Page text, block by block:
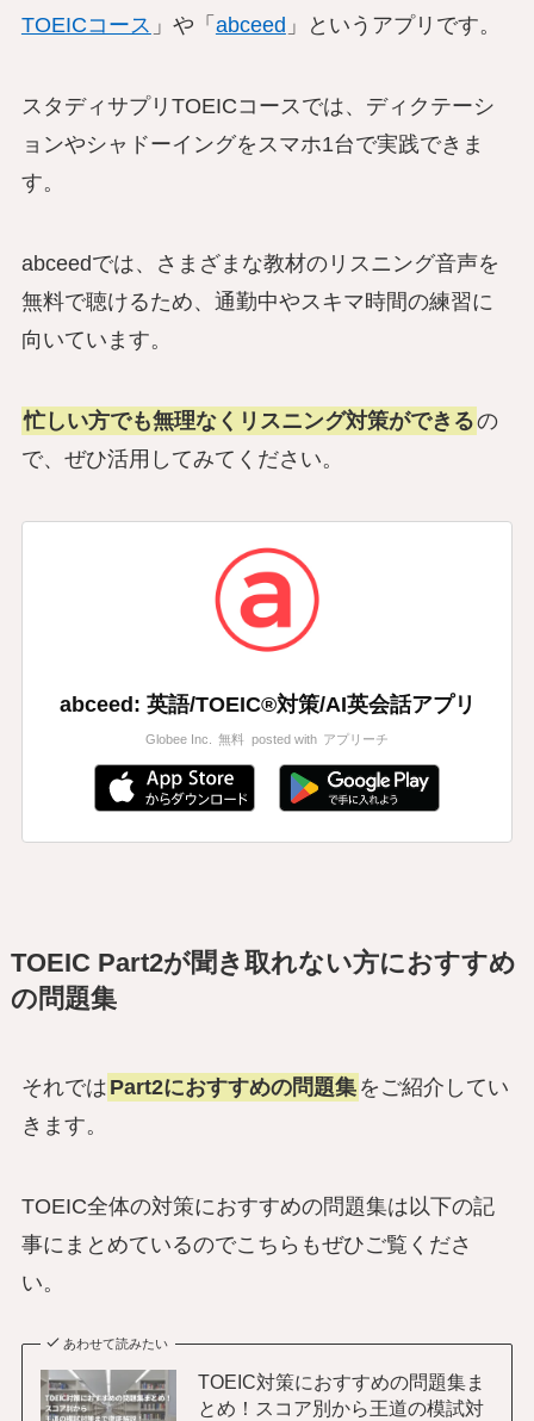
TOEICコース 」や「 abceed 」というアプリです。
スタディサプリTOEICコースでは、ディクテーシ
ョンやシャドーイングをスマホ1台で実践できま
す。
abceedでは、さまざまな教材のリスニング音声を
無料で聴けるため、通勤中やスキマ時間の練習に
向いています。
忙しい方でも無理なくリスニング対策ができるの
で、ぜひ活用してみてください。
abceed: 英語/TOEIC®対策/AI英会話アプリ
Globee Inc. 無料 posted with アプリーチ
TOEIC Part2が聞き取れない方におすすめ
の問題集
それでは Part2におすすめの問題集 をご紹介してい
きます。
TOEIC全体の対策におすすめの問題集は以下の記
事にまとめているのでこちらもぜひご覧くださ
い。
あわせて読みたい
TOEIC対策におすすめの問題集ま
とめ！スコア別から王道の模試対